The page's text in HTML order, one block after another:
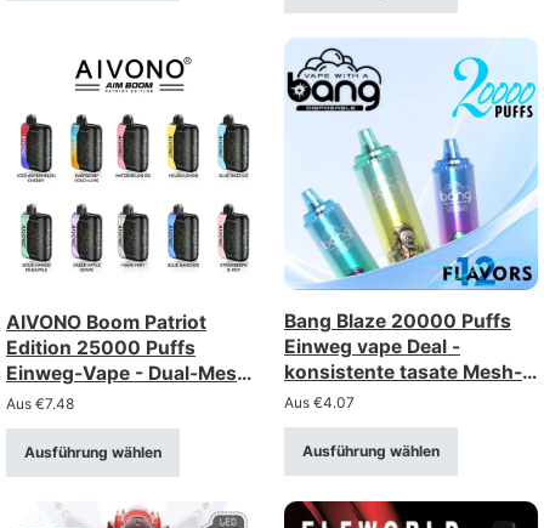
AIVONO Boom Patriot
Edition 25000 Puffs
Einweg-Vape - Dual-Mesh
mit LCD-Display
Aus €7.48
Ausführung wählen
Bang Blaze 20000 Puffs
Einweg vape Deal -
konsistente tasate Mesh-
Spule, wiederaufladbar
Aus €4.07
Ausführung wählen